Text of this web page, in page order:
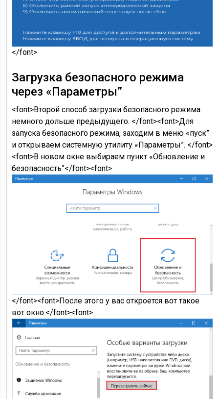
</font>
Загрузка безопасного режима
через «Параметры”
<font>Второй способ загрузки безопасного режима
немного дольше предыдущего. </font><font>Для
запуска безопасного режима, заходим в меню «пуск”
и открываем системную утилиту «Параметры”. </font>
<font>В новом окне выбираем пункт «Обновление и
безопасность”</font><font>
</font><font>После этого у вас откроется вот такое
вот окно:</font><font>